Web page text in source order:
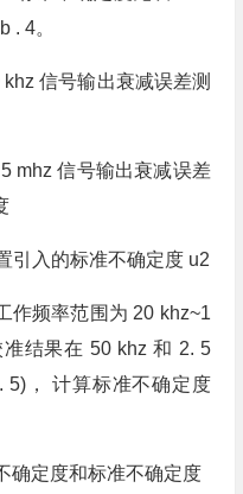
. 4。
信号输出衰减误差测
mhz 信号输出衰减误差
引入的标准不确定度 u2
作频率范围为 20 khz~1
结果在 50 khz 和 2. 5
5)， 计算标准不确定度
确定度和标准不确定度